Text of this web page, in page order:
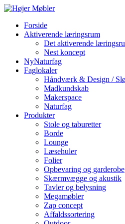
Forside
Aktiverende læringsrum
Det aktiverende
Nest koncept
NyNaturfag
Faglokaler
Håndværk & Design /
Madkundskab
Makerspace
Naturfag
Produkter
Stole og taburetter
Borde
Lounge
Læsehuler
Folier
Opbevaring og garderobe
Skærmvægge og akustik
Tavler og belysning
Megamøbler
Zap concept
Affaldssortering